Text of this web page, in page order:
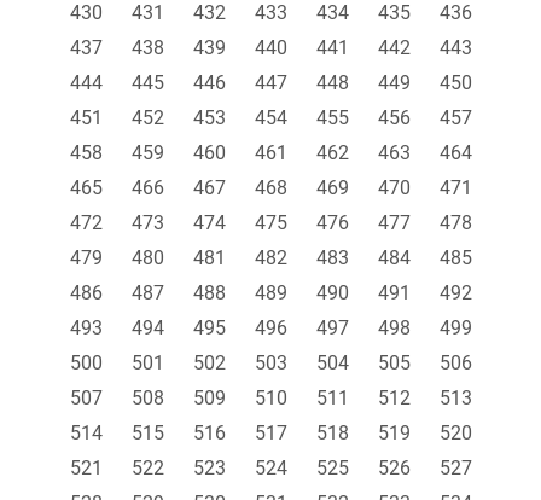
430
431 432 433 434 435
436
437
438 439 440 441 442
443
444
445 446 447 448 449
450
451
452 453 454 455 456
457
458
459 460 461 462 463
464
465
466 467 468 469 470
471
472
473 474 475 476 477
478
479
480 481 482 483 484
485
486
487 488 489 490 491
492
493
494 495 496 497 498
499
500
501 502 503 504 505
506
507
508 509 510 511 512
513
514
515 516 517 518 519
520
521
522 523 524 525 526
527